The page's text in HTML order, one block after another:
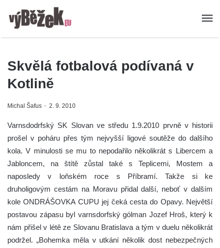
Skvělá fotbalová podívaná v
Kotlině
Michal Šafus 2. 9. 2010
Varnsdodrfský SK Slovan ve středu 1.9.2010 prvně v historii
prošel v poháru přes tým nejvyšší ligové soutěže do dalšího
kola. V minulosti se mu to nepodařilo několikrát s Libercem a
Jabloncem, na štítě zůstal také s Teplicemi, Mostem a
naposledy v loňském roce s Příbramí. Takže si ke
druholigovým cestám na Moravu přidal další, neboť v dalším
kole ONDRÁŠOVKA CUPU jej čeká cesta do Opavy. Největší
postavou zápasu byl varnsdorfský gólman Jozef Hroš, který k
nám přišel v létě ze Slovanu Bratislava a tým v duelu několikrát
podržel. „Bohemka měla v utkání několik dost nebezpečných